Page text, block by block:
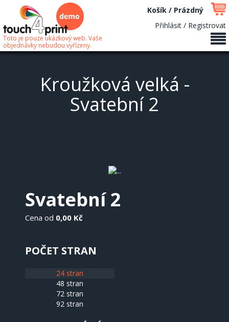
Toto je pouze ukázkový web. Vaše
objednávky nebudou vyřízeny.
Košík / Prázdný
Přihlásit / Registrovat
Kroužková velká -
Svatební 2
Svatební 2
Cena od 0,00 Kč
POČET STRAN
24 stran
48 stran
72 stran
92 stran